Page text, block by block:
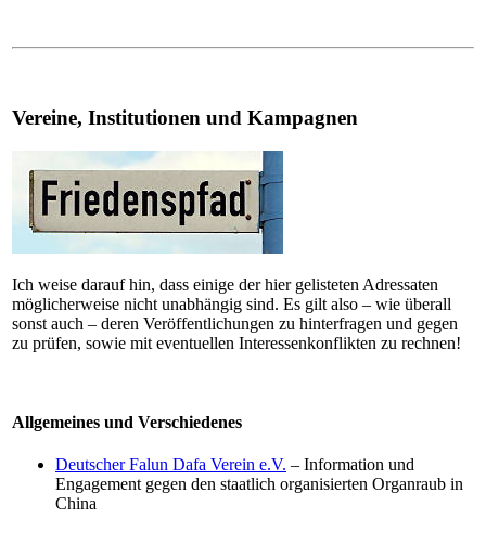
Vereine, Institutionen und Kampagnen
Ich weise darauf hin, dass einige der hier gelisteten Adressaten
möglicherweise nicht unabhängig sind. Es gilt also – wie überall
sonst auch – deren Veröffentlichungen zu hinterfragen und gegen
zu prüfen, sowie mit eventuellen Interessenkonflikten zu rechnen!
Allgemeines und Verschiedenes
Deutscher Falun Dafa Verein e.V. – Information und
Engagement gegen den staatlich organisierten Organraub in
China